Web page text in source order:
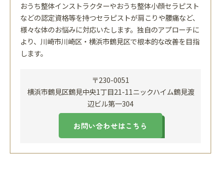
おうち整体インストラクターやおうち整体小顔セラピスト
などの認定資格等を持つセラピストが肩こりや腰痛など、
様々な体のお悩みに対応いたします。独自のアプローチに
より、川崎市川崎区・横浜市鶴見区で根本的な改善を目指
します。
〒230-0051
横浜市鶴見区鶴見中央1丁目21-11ニックハイム鶴見渡
辺ビル第一304
お問い合わせはこちら